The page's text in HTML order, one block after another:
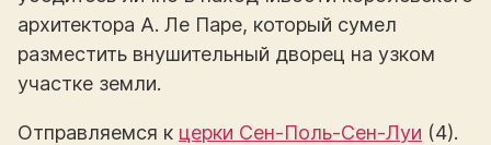
архитектора А. Ле Паре, который сумел
разместить внушительный дворец на узком
участке земли.
Отправляемся к церки Сен-Поль-Сен-Луи (4).